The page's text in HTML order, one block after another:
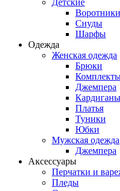
Детские
Снуды
Шарфы
Одежда
Женская одежда
Брюки
Джемпера
Кардиганы
Платья
Туники
Юбки
Мужская одежда
Джемпера
Аксессуары
Перчатки и
Пледы